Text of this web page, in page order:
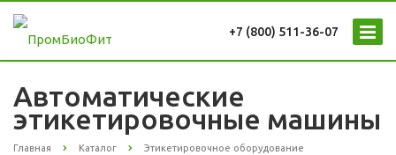
+7 (800) 511-36-07
Автоматические
этикетировочные машины
Главная Каталог Этикетировочное оборудование